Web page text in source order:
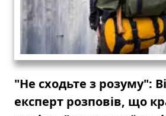
"Не сходьте з розуму":
експерт розповів, що